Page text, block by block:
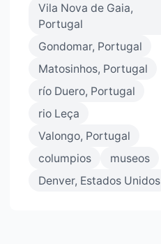
Vila Nova de Gaia,
Portugal
Gondomar, Portugal
Matosinhos, Portugal
río Duero, Portugal
rio Leça
Valongo, Portugal
columpios
museos
Denver, Estados Unidos